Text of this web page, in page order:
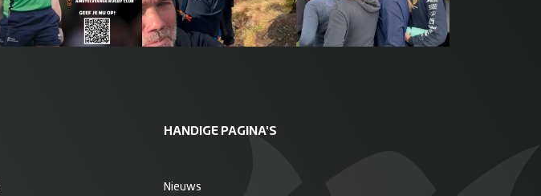
HANDIGE PAGINA'S
Nieuws